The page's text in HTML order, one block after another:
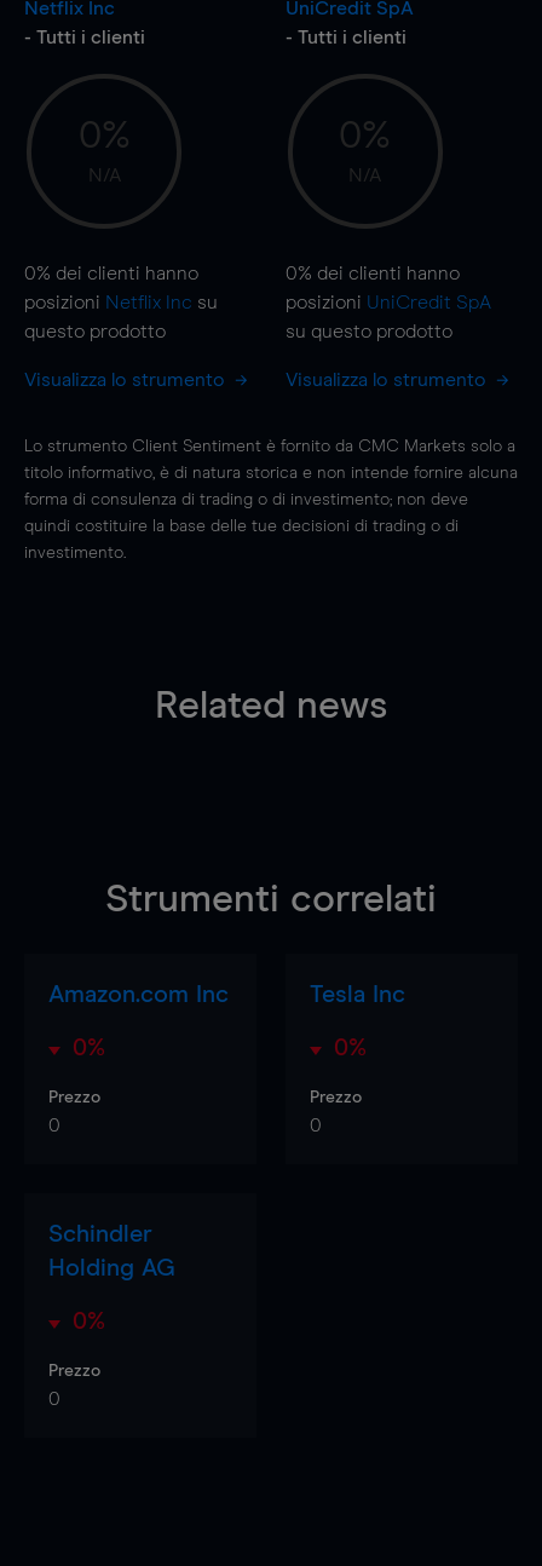
Netflix Inc
- Tutti i clienti
0%
N/A
0% dei clienti hanno
posizioni Netflix Inc su
questo prodotto
Visualizza lo strumento
UniCredit SpA
- Tutti i clienti
0%
N/A
0% dei clienti hanno
posizioni UniCredit SpA
su questo prodotto
Visualizza lo strumento
Lo strumento Client Sentiment è fornito da CMC Markets solo a
titolo informativo, è di natura storica e non intende fornire alcuna
forma di consulenza di trading o di investimento; non deve
quindi costituire la base delle tue decisioni di trading o di
investimento.
Related news
Strumenti correlati
Amazon.com Inc
0%
Prezzo
0
Tesla Inc
0%
Prezzo
0
Schindler
Holding AG
0%
Prezzo
0